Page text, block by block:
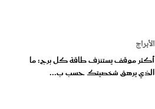
الأبراج
أكثر موقف يستنزف طاقة كل برج: ما
الذي يرهق شخصيتك حسب ب...